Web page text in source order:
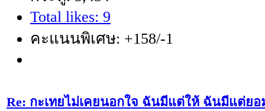
Total likes: 9
คะแนนพิเศษ: +158/-1
Re: กะเทยไม่เคยนอกใจ ฉันมีแต่ให้ ฉันมีแต่ยอ